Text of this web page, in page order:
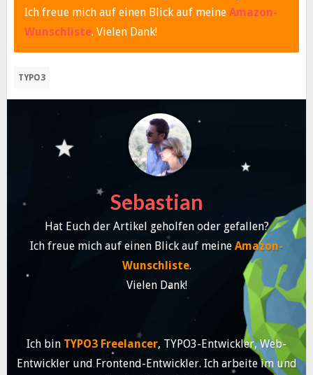
Ich freue mich auf einen Blick auf meine Amazon-
Wunschliste. Vielen Dank!
TYPO3
Sebastian
Hat Euch der Artikel geholfen oder gefallen?
Ich freue mich auf einen Blick auf meine Amazon-
Wunschliste.
Vielen Dank!
Ich bin TYPO3 Freelancer, TYPO3-Entwickler, Web-
Entwickler und Frontend-Entwickler. Ich arbeite im und